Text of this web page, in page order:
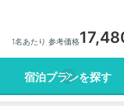
1名あたり 参考価格
宿泊プランを探す